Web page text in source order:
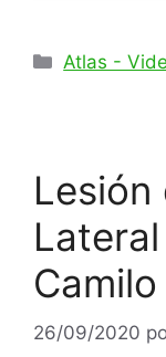
Categorías
Atlas -
Lesión
26/09/2020